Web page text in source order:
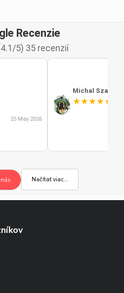
Recenzie
5) 35 recenzií
25 May 2026
Michal Szabo
★★★★★
Načítať viac...